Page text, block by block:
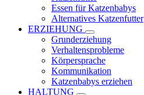
Essen für Katzenbabys
Alternatives Katzenfutter
ERZIEHUNG
Grunderziehung
Verhaltensprobleme
Körpersprache
Kommunikation
Katzenbabys erziehen
HALTUNG